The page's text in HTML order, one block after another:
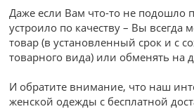
Даже если Вам что-то не подошло
устроило по качеству – Вы всегда
товар (в установленный срок и с
товарного вида) или обменять на
И обратите внимание, что наш
женской одежды с бесплатной